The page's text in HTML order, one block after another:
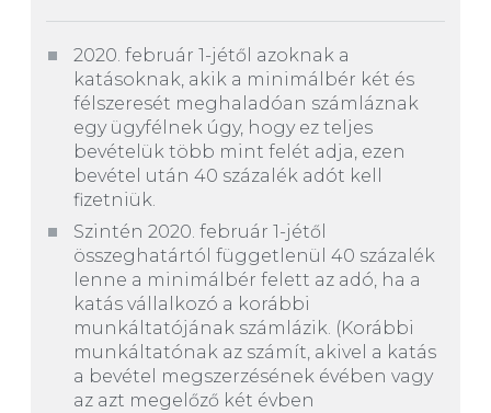
2020. február 1-jétől azoknak a
katásoknak, akik a minimálbér két és
félszeresét meghaladóan számláznak
egy ügyfélnek úgy, hogy ez teljes
bevételük több mint felét adja, ezen
bevétel után 40 százalék adót kell
fizetniük.
Szintén 2020. február 1-jétől
összeghatártól függetlenül 40 százalék
lenne a minimálbér felett az adó, ha a
katás vállalkozó a korábbi
munkáltatójának számlázik. (Korábbi
munkáltatónak az számít, akivel a katás
a bevétel megszerzésének évében vagy
az azt megelőző két évben